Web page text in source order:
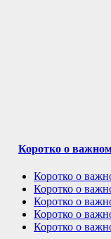
Коротко о
Коротко о
Коротко о
Коротко о
Коротко о
Коротко о